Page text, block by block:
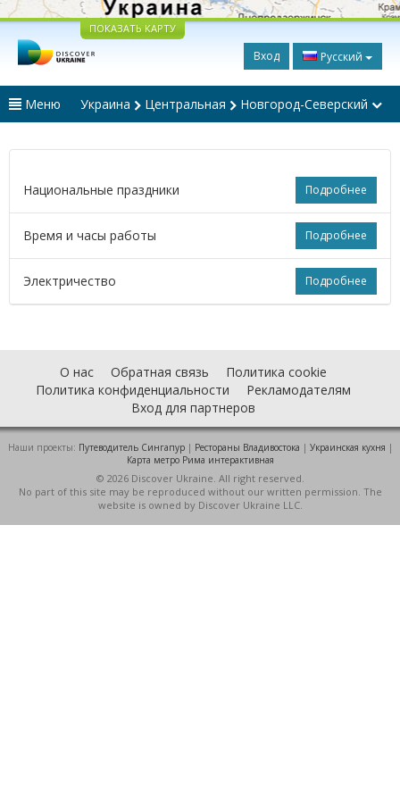
ПОКАЗАТЬ КАРТУ
Вход Русский
Меню Украина Центральная Новгород-Северский
Подробнее
Национальные праздники
Подробнее
Время и часы работы
Подробнее
Электричество
О нас Обратная связь
Политика cookie
Политика конфиденциальности
Рекламодателям
Вход для партнеров
Наши проекты: Путеводитель Сингапур| Рестораны Владивостока | Украинская кухня |
Карта метро Рима интерактивная
© 2026 Discover Ukraine. All right reserved.
No part of this site may be reproduced without our written permission. The
website is owned by Discover Ukraine LLC.